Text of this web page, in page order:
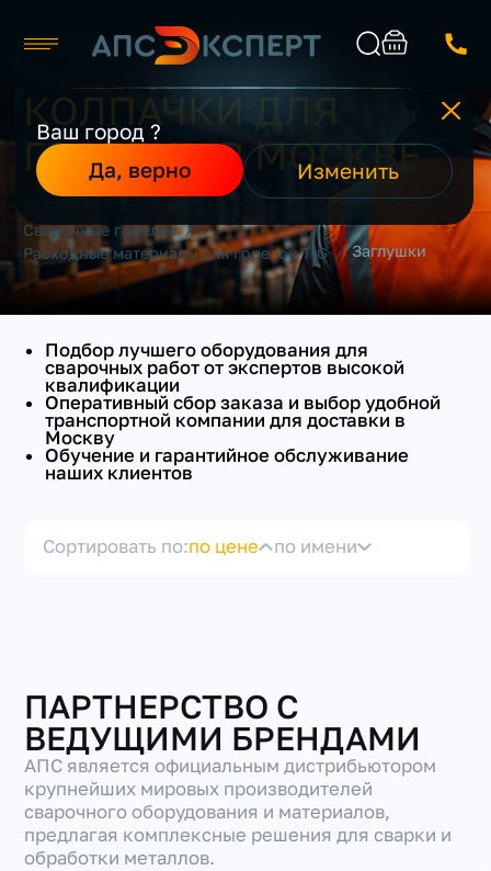
Ваш город ?
Да, верно
Изменить
Москва
Каталог
О компании
Реализованные проекты
Контакты
+7(351) 223-98-74
заказать звонок
КОЛПАЧКИ ДЛЯ
ГОРЕЛКИ В МОСКВЕ
/
Сварочные горелки /
Расходные материалы для горелок TIG / Заглушки
Подбор лучшего оборудования для
сварочных работ от экспертов высокой
квалификации
Оперативный сбор заказа и выбор удобной
транспортной компании для доставки в
Москву
Обучение и гарантийное обслуживание
наших клиентов
Сортировать по:по цене по имени
ПАРТНЕРСТВО С
ВЕДУЩИМИ БРЕНДАМИ
АПС является официальным дистрибьютором
крупнейших мировых производителей
сварочного оборудования и материалов,
предлагая комплексные решения для сварки и
обработки металлов.
Найти